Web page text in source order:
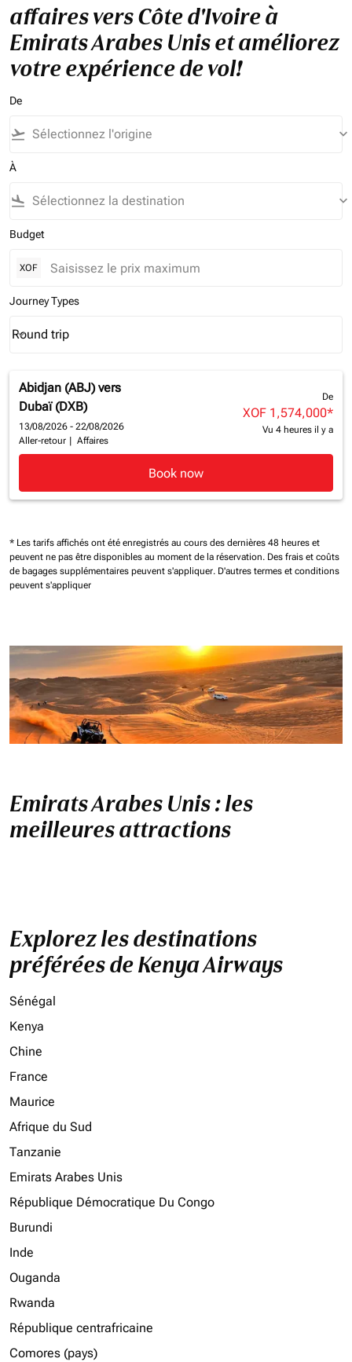
affaires vers Côte d'Ivoire à
Emirats Arabes Unis et améliorez
votre expérience de vol!
De
flight_takeoff keyboard_arrow_down
À
flight_land keyboard_arrow_down
Budget
XOF
Journey Types
Journey Types option Round trip Selected
Round trip
keyboard_arrow_down
Abidjan (ABJ) vers
Dubaï (DXB)
13/08/2026 - 22/08/2026
Aller-retour
Affaires
De
XOF 1,574,000*
Vu 4 heures il y a
Book now
* Les tarifs affichés ont été enregistrés au cours des dernières 48 heures et
peuvent ne pas être disponibles au moment de la réservation. Des frais et coûts
de bagages supplémentaires peuvent s'appliquer. D'autres termes et conditions
peuvent s'appliquer
Emirats Arabes Unis : les
meilleures attractions
Explorez les destinations
préférées de Kenya Airways
Sénégal
Kenya
Chine
France
Maurice
Afrique du Sud
Tanzanie
Emirats Arabes Unis
République Démocratique Du Congo
Burundi
Inde
Ouganda
Rwanda
République centrafricaine
Comores (pays)